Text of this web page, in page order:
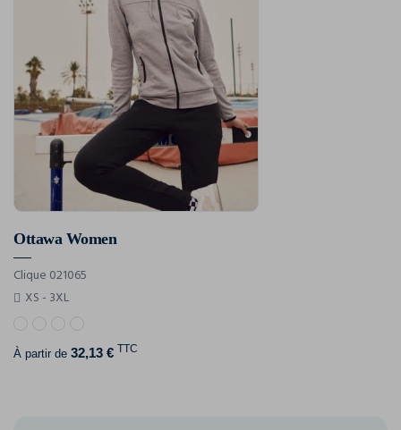
Ottawa Women
Clique 021065
XS - 3XL
À partir de 32,13 € TTC